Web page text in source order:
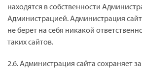
находятся в собственности
Администрацией. Администрация
не берет на себя никакой
таких сайтов.
2.6. Администрация сайта сохраняет